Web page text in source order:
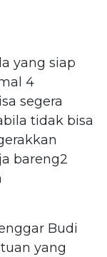
yang siap
4
segera
tidak bisa
bareng2
Budi
yang